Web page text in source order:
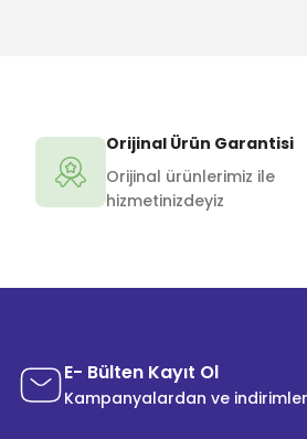
Orijinal Ürün Garantisi
Orijinal ürünlerimiz ile
hizmetinizdeyiz
E- Bülten Kayıt Ol
Kampanyalardan ve